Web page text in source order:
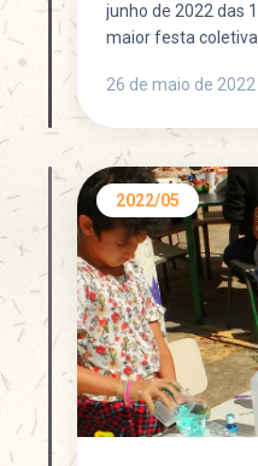
junho de 2022 das
maior festa coletiva...
26 de maio de 2022
2022/05